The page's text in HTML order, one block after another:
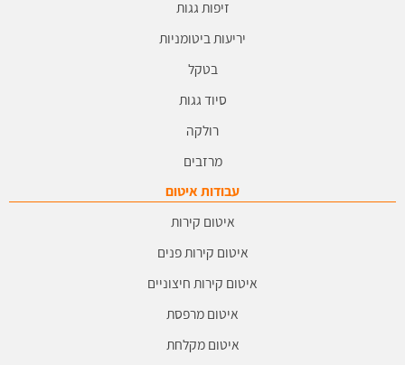
זיפות גגות
יריעות ביטומניות
בטקל
סיוד גגות
רולקה
מרזבים
עבודות איטום
איטום קירות
איטום קירות פנים
איטום קירות חיצוניים
איטום מרפסת
איטום מקלחת